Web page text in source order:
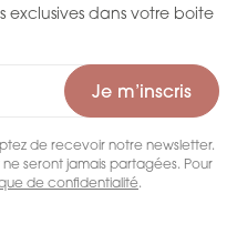
exclusives dans votre boite
Je m’inscris
de recevoir notre newsletter.
seront jamais partagées. Pour
de confidentialité.